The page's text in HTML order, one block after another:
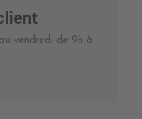
vendredi de 9h à